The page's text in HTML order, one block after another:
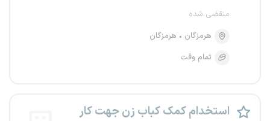
منقضی شده
هرمزگان
هرمزگان
تمام وقت
استخدام کمک کباب زن جهت کار